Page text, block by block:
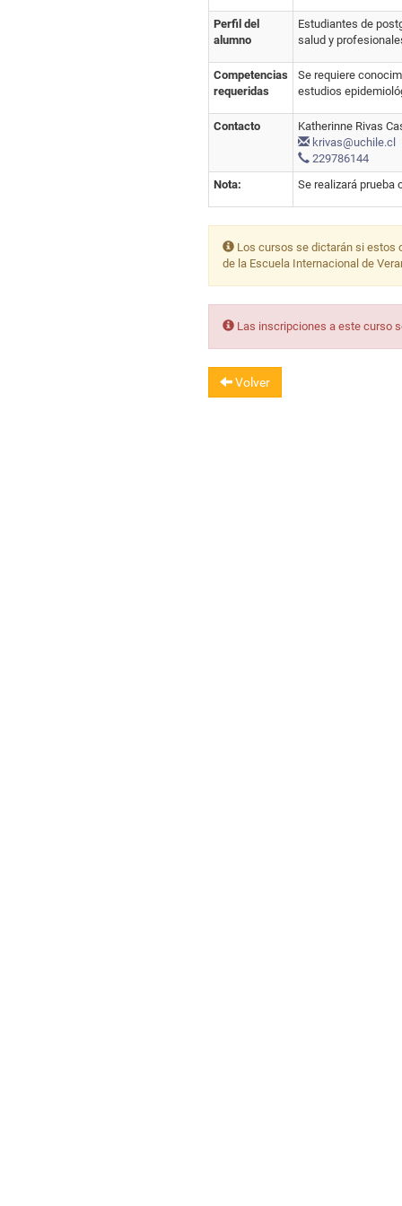
Perfil del
alumno
Estudiantes de
salud y
Competencias
requeridas
Se requiere
estudios
Contacto
Katherinne Rivas
krivas@uchile.cl
229786144
Nota:
Se realizará prueba
Los cursos se dictarán si estos
de la Escuela Internacional de
Las inscripciones a este curso
Volver